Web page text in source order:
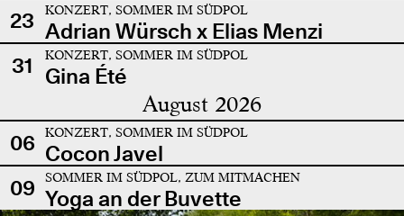
23
KONZERT, SOMMER IM SÜDPOL
Adrian Würsch x Elias Menzi
31
KONZERT, SOMMER IM SÜDPOL
Gina Été
August 2026
06 KONZERT, SOMMER IM SÜDPOL
Cocon Javel
09
SOMMER IM SÜDPOL, ZUM MITMACHEN
Yoga an der Buvette